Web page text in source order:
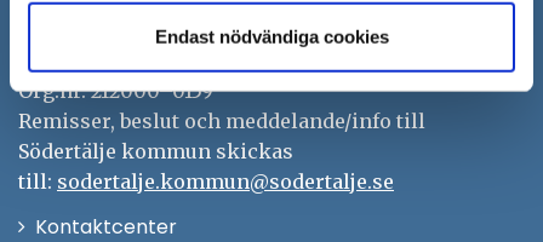
Endast nödvändiga cookies
Tfn: 08–523 010 00
Org.nr. 212000–0159
Remisser, beslut och meddelande/info till
Södertälje kommun skickas
till: sodertalje.kommun@sodertalje.se
KontaktcenterÖppna